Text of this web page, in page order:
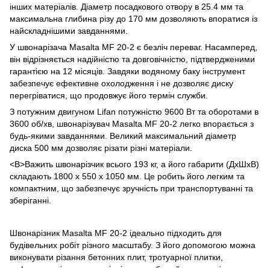
інших матеріалів. Діаметр посадкового отвору в 25.4 мм та
максимальна глибина різу до 170 мм дозволяють впоратися із
найскладнішими завданнями.
У швонарізача Masalta MF 20-2 є безліч переваг. Насамперед,
він відрізняється надійністю та довговічністю, підтвердженими
гарантією на 12 місяців. Завдяки водяному баку інструмент
забезпечує ефективне охолодження і не дозволяє диску
перегріватися, що продовжує його термін служби.
З потужним двигуном Lifan потужністю 9600 Вт та оборотами в
3600 об/хв, швонарізувач Masalta MF 20-2 легко впорається з
будь-якими завданнями. Великий максимальний діаметр
диска 500 мм дозволяє різати різні матеріали.
<В>Важить швонарізчик всього 193 кг, а його габарити (ДхШхВ)
складають 1800 х 550 х 1050 мм. Це робить його легким та
компактним, що забезпечує зручність при транспортуванні та
зберіганні.
Швонарізник Masalta MF 20-2 ідеально підходить для
будівельних робіт різного масштабу. З його допомогою можна
виконувати різання бетонних плит, тротуарної плитки,